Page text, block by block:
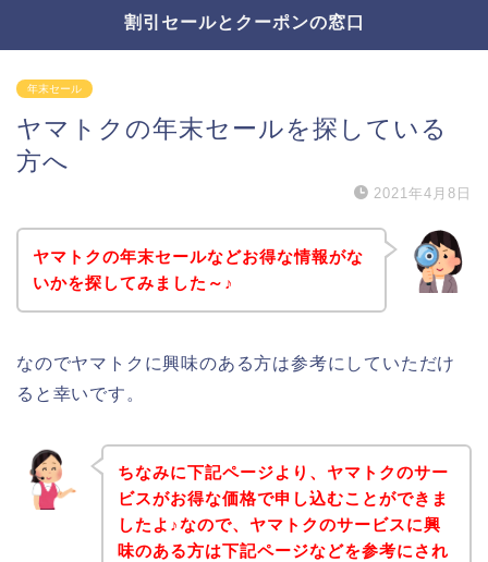
割引セールとクーポンの窓口
年末セール
ヤマトクの年末セールを探している
方へ
2021年4月8日
ヤマトクの年末セールなどお得な情報がな
いかを探してみました～♪
なのでヤマトクに興味のある方は参考にしていただけ
ると幸いです。
ちなみに下記ページより、ヤマトクのサー
ビスがお得な価格で申し込むことができま
したよ♪なので、ヤマトクのサービスに興
味のある方は下記ページなどを参考にされ